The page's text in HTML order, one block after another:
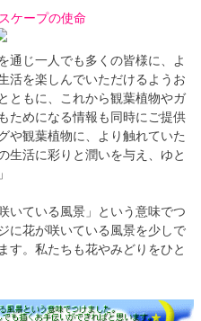
ケープの使命
通じ一人でも多くの皆様に、よ
活を楽しんでいただけるようお
ともに、これから観葉植物やガ
ためになる情報も同時にご提供
や観葉植物に、より触れていた
生活に彩りと潤いを与え、ゆと
いている風景」という意味でつ
に花が咲いている風景を少しで
す。私たちも花やみどりをひと